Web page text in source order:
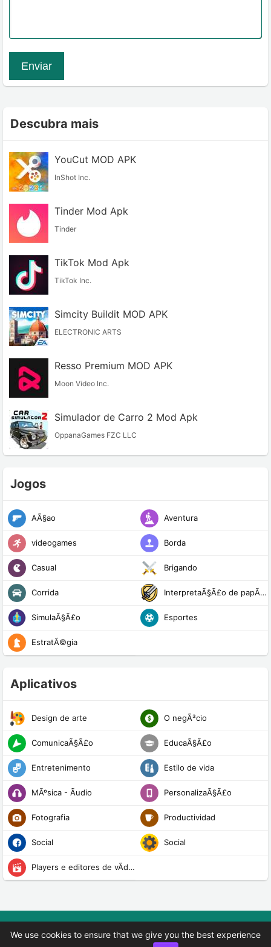
Enviar
Descubra mais
YouCut MOD APK
InShot Inc.
Tinder Mod Apk
Tinder
TikTok Mod Apk
TikTok Inc.
Simcity Buildit MOD APK
ELECTRONIC ARTS
Resso Premium MOD APK
Moon Video Inc.
Simulador de Carro 2 Mod Apk
OppanaGames FZC LLC
Jogos
AÃ§ao Aventura
videogames Borda
Casual Brigando
Corrida InterpretaÃ§Ã£o de papÃ©is
SimulaÃ§Ã£o Esportes
EstratÃ©gia
Aplicativos
Design de arte O negÃ³cio
ComunicaÃ§Ã£o EducaÃ§Ã£o
Entretenimento Estilo de vida
MÃºsica - Ãudio PersonalizaÃ§Ã£o
Fotografia Productividad
Social Social
Players e editores de vÃ­deo
Copyright © 2024 ApkBind. Todos os direitos
We use cookies to ensure that we give you the best experience